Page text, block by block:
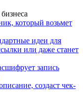
который возьмет
идеи для
или даже станет
запись
создаст чек-